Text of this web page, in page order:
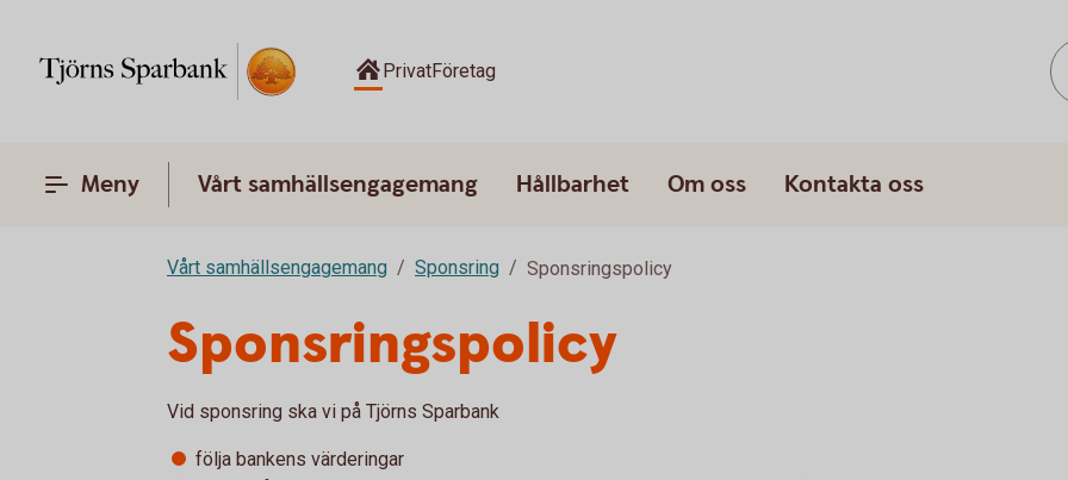
PrivatFöretag
Meny Vårt samhällsengagemang Hållbarhet Om oss Kontakta oss
Vårt samhällsengagemang Sponsring Sponsringspolicy
Sponsringspolicy
Vid sponsring ska vi på Tjörns Sparbank
följa bankens värderingar